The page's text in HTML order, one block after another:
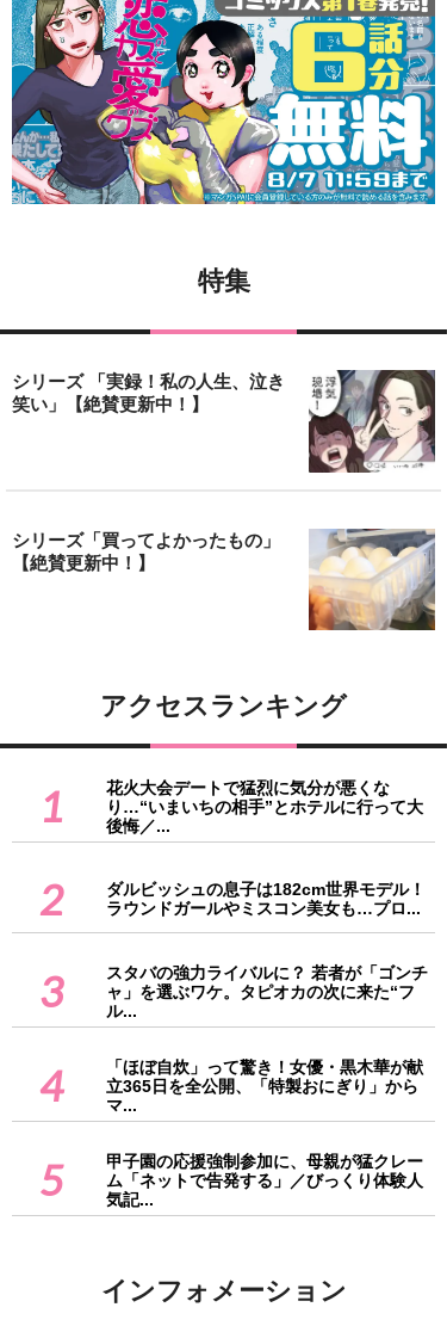
特集
シリーズ 「実録！私の人生、泣き
笑い」【絶賛更新中！】
シリーズ「買ってよかったもの」
【絶賛更新中！】
アクセスランキング
1
花火大会デートで猛烈に気分が悪くな
り…“いまいちの相手”とホテルに行って大
後悔／...
2
ダルビッシュの息子は182cm世界モデル！
ラウンドガールやミスコン美女も…プロ...
3
スタバの強力ライバルに？ 若者が「ゴンチ
ャ」を選ぶワケ。タピオカの次に来た“フ
ル...
4
「ほぼ自炊」って驚き！女優・黒木華が献
立365日を全公開、「特製おにぎり」から
マ...
5
甲子園の応援強制参加に、母親が猛クレー
ム「ネットで告発する」／びっくり体験人
気記...
インフォメーション